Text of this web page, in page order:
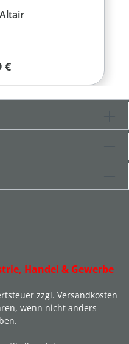
Preis:
€
Handel & Gewerbe
zzgl. Versandkosten
wenn nicht anders